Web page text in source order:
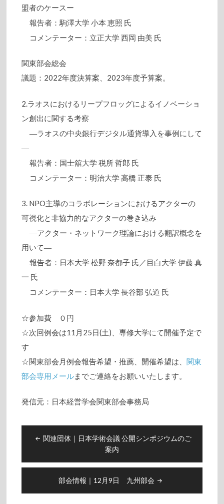
盟者のケースー
報告者：駒澤大学 小本 恵照 氏
コメンテーター：立正大学 西岡 由美 氏
関東部会総会
議題：2022年度決算案、2023年度予算案。
2.ラオスにおけるリープフロッグによるイノベーショ
ン創出に関する考察
―ラオスの中央銀行デジタル通貨導入を事例にして
―
報告者：国士舘大学 税所 哲郎 氏
コメンテーター：明治大学 高橋 正泰 氏
3. NPO主導のコラボレーションにおけるアクターの
可視化と非協力的なアクターの巻き込み
―アクター・ネットワーク理論における翻訳概念を
用いて―
報告者：日本大学 松野 奈都子 氏／目白大学 伊藤 真
一 氏
コメンテーター：日本大学 長谷部 弘道 氏
☆参加費 ０円
☆次回例会は11月25日(土)、専修大学にて開催予定で
す
☆関東部会月例会報告希望・推薦、開催希望は、関東
部会専用メールまでご連絡をお願いいたします。
発信元：日本経営学会関東部会事務局
ビ
ー
関連団体｜日本学術会議 公開シンポジウムのご
案内
部会情報｜12月9日 九州部会